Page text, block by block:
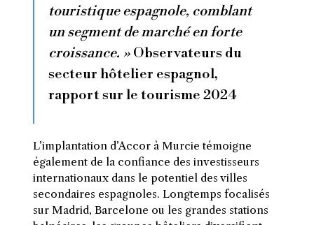
touristique espagnole, comblant
un segment de marché en forte
croissance. »Observateurs du
secteur hôtelier espagnol,
rapport sur le tourisme 2024
L’implantation d’Accor à Murcie témoigne
également de la confiance des investisseurs
internationaux dans le potentiel des villes
secondaires espagnoles. Longtemps focalisés
sur Madrid, Barcelone ou les grandes stations